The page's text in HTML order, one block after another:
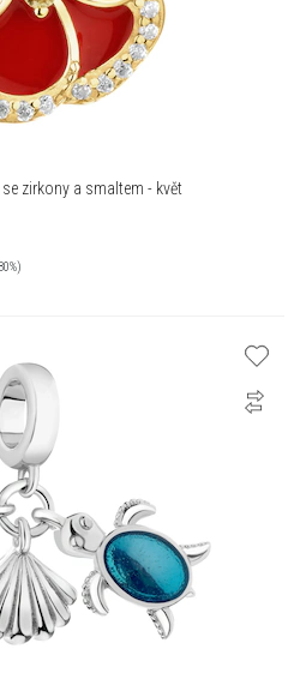
zirkony a smaltem - květ